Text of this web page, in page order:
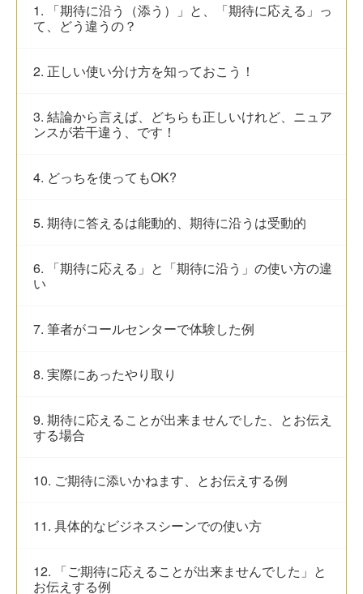
1. 「期待に沿う（添う）」と、「期待に応える」っ
て、どう違うの？
2. 正しい使い分け方を知っておこう！
3. 結論から言えば、どちらも正しいけれど、ニュア
ンスが若干違う、です！
4. どっちを使ってもOK?
5. 期待に答えるは能動的、期待に沿うは受動的
6. 「期待に応える」と「期待に沿う」の使い方の違
い
7. 筆者がコールセンターで体験した例
8. 実際にあったやり取り
9. 期待に応えることが出来ませんでした、とお伝え
する場合
10. ご期待に添いかねます、とお伝えする例
11. 具体的なビジネスシーンでの使い方
12. 「ご期待に応えることが出来ませんでした」と
お伝えする例